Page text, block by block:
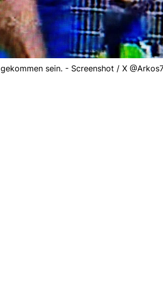
sein. - Screenshot / X